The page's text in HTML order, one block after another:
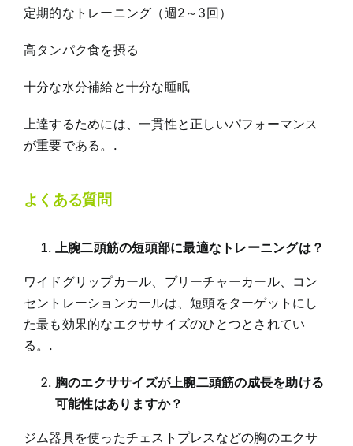
定期的なトレーニング（週2～3回）
高タンパク食を摂る
十分な水分補給と十分な睡眠
上達するためには、一貫性と正しいパフォーマンス
が重要である。.
よくある質問
上腕二頭筋の短頭部に最適なトレーニングは？
ワイドグリップカール、プリーチャーカール、コン
セントレーションカールは、短頭をターゲットにし
た最も効果的なエクササイズのひとつとされてい
る。.
胸のエクササイズが上腕二頭筋の成長を助ける
可能性はありますか？
ジム器具を使ったチェストプレスなどの胸のエクサ